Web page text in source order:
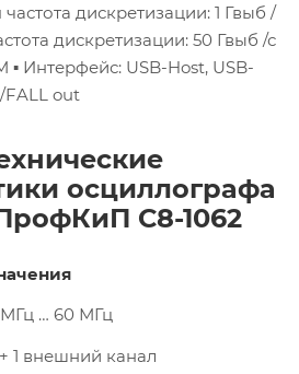
дискретизации: 1 Гвыб /
дискретизации: 50 Гвыб /с
▪ Интерфейс: USB-Host, USB-
/FALL out
осциллографа
С8-1062
… 60 МГц
1 внешний канал